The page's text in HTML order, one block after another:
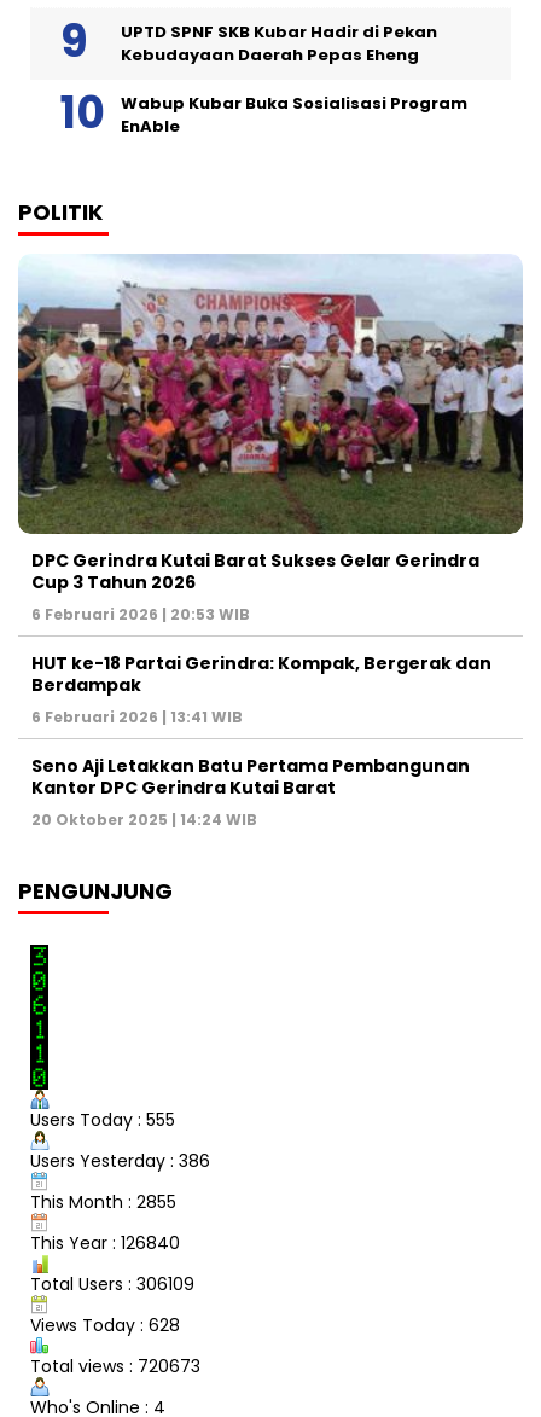
UPTD SPNF SKB Kubar Hadir di Pekan
Kebudayaan Daerah Pepas Eheng
Wabup Kubar Buka Sosialisasi Program
EnAble
POLITIK
DPC Gerindra Kutai Barat Sukses Gelar Gerindra
Cup 3 Tahun 2026
6 Februari 2026 | 20:53 WIB
HUT ke-18 Partai Gerindra: Kompak, Bergerak dan
Berdampak
6 Februari 2026 | 13:41 WIB
Seno Aji Letakkan Batu Pertama Pembangunan
Kantor DPC Gerindra Kutai Barat
20 Oktober 2025 | 14:24 WIB
PENGUNJUNG
Users Today : 555
Users Yesterday : 386
This Month : 2855
This Year : 126840
Total Users : 306109
Views Today : 628
Total views : 720673
Who's Online : 4